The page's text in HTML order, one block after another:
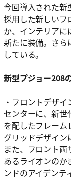
今回導入された新
採用した新しいフ
か、インテリアに
新たに装備。さら
している。
新型プジョー208
・フロントデザイ
センターに、新世
を配したフレーム
グリッドデザイン
また、フロント
あるライオンのか
ンドのアイデンテ